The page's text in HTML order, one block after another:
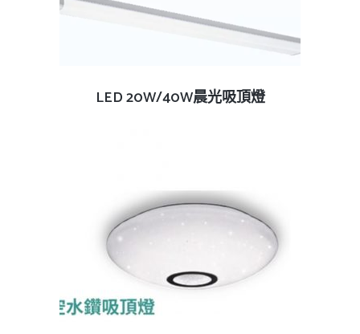
排
查看內容
LED 20W/40W晨光吸頂燈